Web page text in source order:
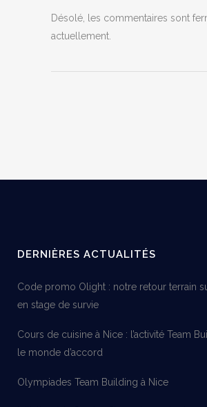
Désolé, les commentaires sont
actuellement.
DERNIÈRES ACTUALITÉS
Code promo Olight : notre retour terrain
en stage de survie
Cours de cuisine à Nice : l’activité Team
le monde d’accord
Olympiades Team Building à Nice